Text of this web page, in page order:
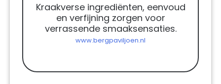
Kraakverse ingrediënten, eenvoud
en verfijning zorgen voor
verrassende smaaksensaties.
www.bergpaviljoen.nl